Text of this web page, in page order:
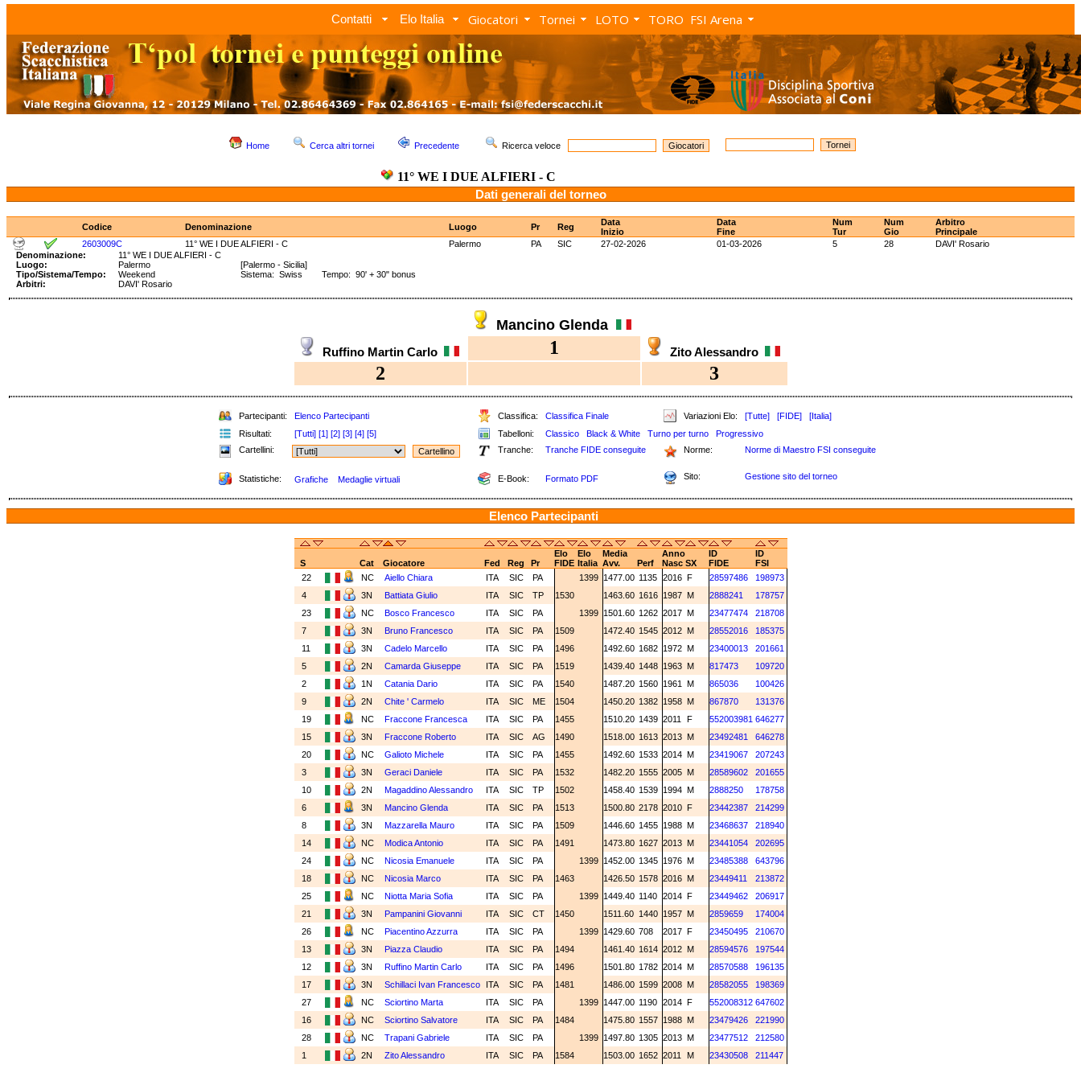
Contatti Elo Italia Giocatori Tornei LOTO TORO FSI Arena
Home Cerca altri tornei Precedente Ricerca veloce
11° WE I DUE ALFIERI - C
Dati generali del torneo
Codice Denominazione Luogo Pr Reg
Data
Inizio
Data
Fine
Num
Tur
Num
Gio
Arbitro
Principale
2603009C
11° WE I DUE ALFIERI - C Palermo PA SIC 27-02-2026 01-03-2026 5 28
DAVI' Rosario
Denominazione:
11° WE I DUE ALFIERI - C
Luogo:
Palermo
[Palermo - Sicilia]
Tipo/Sistema/Tempo:
Weekend
Sistema: Swiss Tempo: 90' + 30" bonus
Arbitri:
DAVI' Rosario
Mancino Glenda
Ruffino Martin Carlo 1 Zito Alessandro
2 3
Partecipanti: Elenco Partecipanti Classifica: Classifica Finale Variazioni Elo: [Tutte] [FIDE]
[Italia]
Risultati:
[Tutti] [1] [2] [3] [4] [5] Tabelloni: Classico Black & White Turno per turno
Progressivo
Cartellini:
Tranche: Tranche FIDE conseguite Norme: Norme di Maestro FSI conseguite
Statistiche: Grafiche Medaglie virtuali E-Book: Formato PDF Sito: Gestione sito del torneo
Elenco Partecipanti
Elo Elo Media Anno ID
ID
S
Cat Giocatore Fed Reg Pr FIDE Italia Avv. Perf Nasc SX FIDE
FSI
22
NC Aiello Chiara ITA SIC PA 1399 1477.00 1135 2016 F 28597486
198973
4
3N Battiata Giulio ITA SIC TP 1530 1463.60 1616 1987 M 2888241
178757
23
NC Bosco Francesco ITA SIC PA 1399 1501.60 1262 2017 M 23477474
218708
7
3N Bruno Francesco ITA SIC PA 1509 1472.40 1545 2012 M 28552016
185375
11
3N Cadelo Marcello ITA SIC PA 1496 1492.60 1682 1972 M 23400013
201661
5
2N Camarda Giuseppe ITA SIC PA 1519 1439.40 1448 1963 M 817473
109720
2
1N Catania Dario ITA SIC PA 1540 1487.20 1560 1961 M 865036
100426
9
2N Chite ' Carmelo ITA SIC ME 1504 1450.20 1382 1958 M 867870
131376
19
NC Fraccone Francesca ITA SIC PA 1455 1510.20 1439 2011 F 552003981 646277
15
3N Fraccone Roberto ITA SIC AG 1490 1518.00 1613 2013 M 23492481
646278
20
NC Galioto Michele ITA SIC PA 1455 1492.60 1533 2014 M 23419067
207243
3
3N Geraci Daniele ITA SIC PA 1532 1482.20 1555 2005 M 28589602
201655
10
2N Magaddino Alessandro ITA SIC TP 1502 1458.40 1539 1994 M 2888250
178758
6
3N Mancino Glenda ITA SIC PA 1513 1500.80 2178 2010 F 23442387
214299
8
3N Mazzarella Mauro ITA SIC PA 1509 1446.60 1455 1988 M 23468637
218940
14
NC Modica Antonio ITA SIC PA 1491 1473.80 1627 2013 M 23441054
202695
24
NC Nicosia Emanuele ITA SIC PA 1399 1452.00 1345 1976 M 23485388
643796
18
NC Nicosia Marco ITA SIC PA 1463 1426.50 1578 2016 M 23449411
213872
25
NC Niotta Maria Sofia ITA SIC PA 1399 1449.40 1140 2014 F 23449462
206917
21
3N Pampanini Giovanni ITA SIC CT 1450 1511.60 1440 1957 M 2859659
174004
26
NC Piacentino Azzurra ITA SIC PA 1399 1429.60 708 2017 F 23450495
210670
13
3N Piazza Claudio ITA SIC PA 1494 1461.40 1614 2012 M 28594576
197544
12
3N Ruffino Martin Carlo ITA SIC PA 1496 1501.80 1782 2014 M 28570588
196135
17
3N Schillaci Ivan Francesco ITA SIC PA 1481 1486.00 1599 2008 M 28582055
198369
27
NC Sciortino Marta ITA SIC PA 1399 1447.00 1190 2014 F 552008312 647602
16
NC Sciortino Salvatore ITA SIC PA 1484 1475.80 1557 1988 M 23479426
221990
28
NC Trapani Gabriele ITA SIC PA 1399 1497.80 1305 2013 M 23477512
212580
1
2N Zito Alessandro ITA SIC PA 1584 1503.00 1652 2011 M 23430508 211447